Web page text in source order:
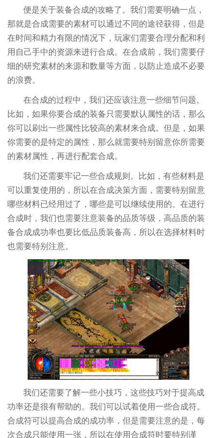
便是关于装备合成的攻略了。我们需要明确一点，
那就是合成需要的素材可以通过不同的途径获得，但是
在时间和精力有限的情况下，玩家们需要合理分配和利
用自己手中的资源来进行合成。在合成前，我们需要仔
细的研究素材的来源和数量等方面，以防止造成不必要
的浪费。
在合成的过程中，我们还应该注意一些细节问题。
比如，如果你要合成的装备只需要默认属性的话，那么
你可以刷出一些属性比较高的素材来合成。但是，如果
你需要的是特定的属性，那么就需要特别留意你所需要
的素材属性，再进行配套合成。
我们还需要牢记一些合成规则。比如，有些材料是
可以重复使用的，所以在合成决策方面，需要特别留意
哪些材料已经用过了，哪些是可以继续使用的。在进行
合成时，我们也需要注意装备的品质等级，高品质的装
备合成成功率也要比低品质装备高，所以在选择材料时
也需要特别注意。
我们还需要了解一些小技巧，这些技巧对于提高成
功率还是很有帮助的。我们可以试着使用一些合成符。
合成符可以提高合成的成功率，但是需要注意的是，每
次合成只能使用一张，所以在使用合成符时要特别谨